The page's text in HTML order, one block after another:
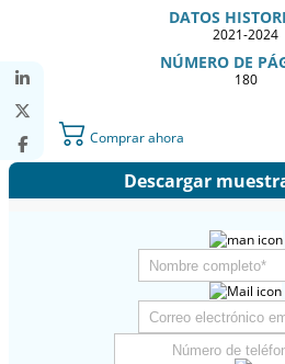
DATOS
2021-2024
NÚMERO DE
180
Comprar ahora
Descargar